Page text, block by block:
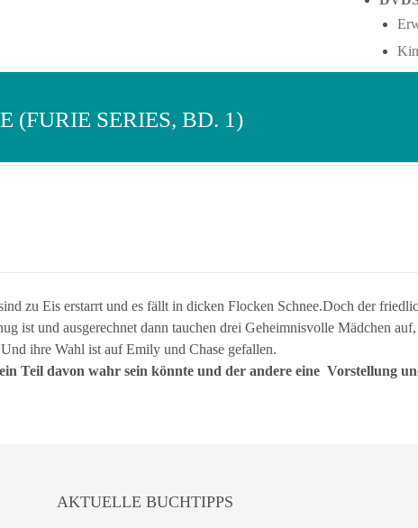
(FURIE SERIES, BD. 1)
zu Eis erstarrt und es fällt in dicken Flocken Schnee.Doch der
ist und ausgerechnet dann tauchen drei Geheimnisvolle Mädchen
ihre Wahl ist auf Emily und Chase gefallen.
Teil davon wahr sein könnte und der andere eine Vorstellung
AKTUELLE BUCHTIPPS